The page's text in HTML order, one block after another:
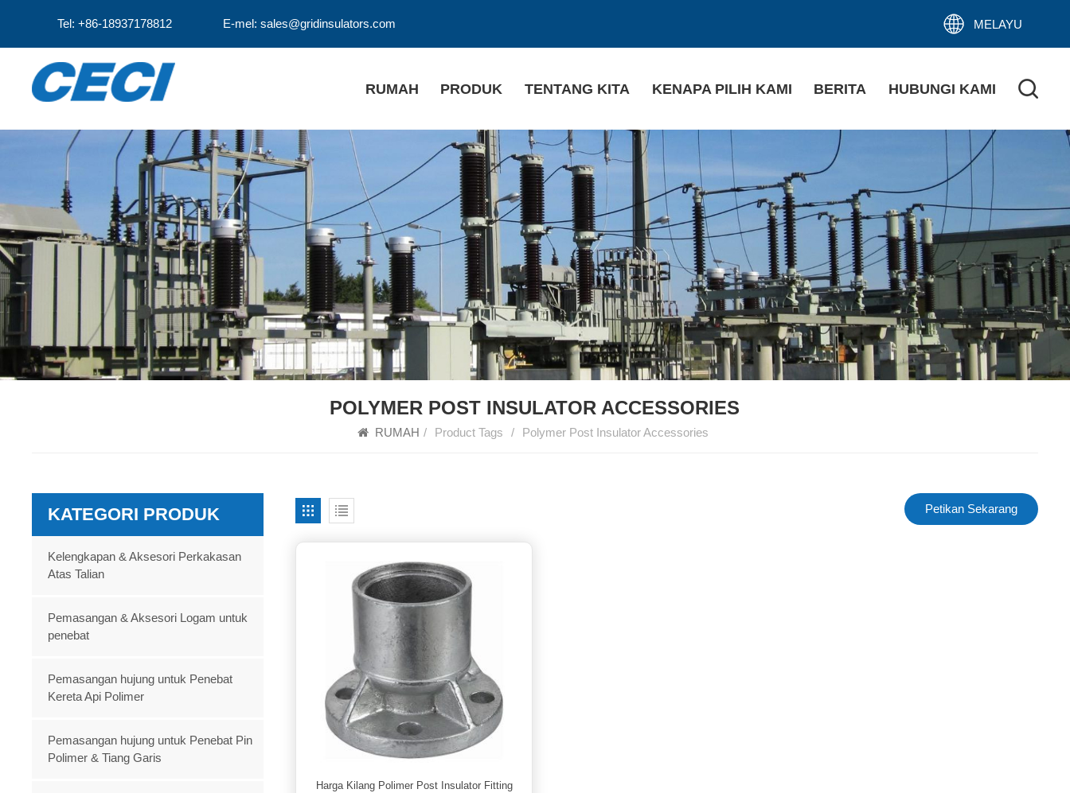
Tel: +86-18937178812 E-mel: sales@gridinsulators.com MELAYU
RUMAH PRODUK TENTANG KITA KENAPA PILIH KAMI BERITA HUBUNGI KAMI
POLYMER POST INSULATOR ACCESSORIES
RUMAH / Product Tags / Polymer Post Insulator Accessories
Petikan Sekarang
Harga Kilang Polimer Post Insulator Fitting
KATEGORI PRODUK
Kelengkapan & Aksesori Perkakasan
Atas Talian
Pemasangan & Aksesori Logam untuk
penebat
Pemasangan hujung untuk Penebat
Kereta Api Polimer
Pemasangan hujung untuk Penebat Pin
Polimer & Tiang Garis